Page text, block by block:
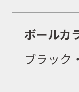
ボールカ
ブラック